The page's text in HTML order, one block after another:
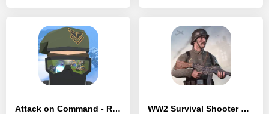
Attack on Command - RTS Games - [MOD Много денег] WW2 Survival Shooter огонь - [MOD Много монет]